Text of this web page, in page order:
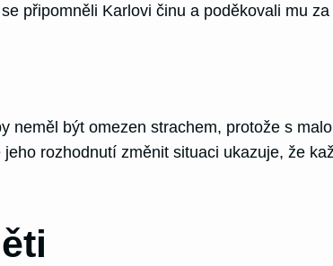
připomněli Karlovi činu a poděkovali mu
být omezen strachem, protože s
rozhodnutí změnit situaci ukazuje, že